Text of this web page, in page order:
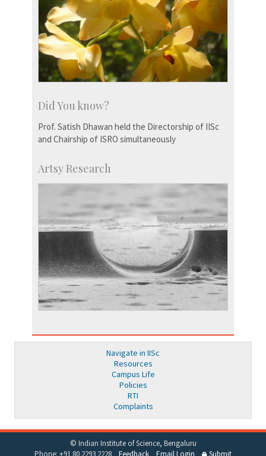
Did You know?
Prof. Satish Dhawan held the Directorship of IISc
and Chairship of ISRO simultaneously
Artsy Research
Navigate in IISc
Resources
Campus Life
Policies
RTI
Complaints
© Indian Institute of Science, Bengaluru
Phone: +91 80 2293 2228 Feedback Email Login Submit